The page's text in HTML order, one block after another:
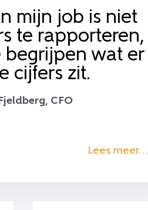
mijn job is niet
te rapporteren,
begrijpen wat er
cijfers zit.
CFO
Lees meer…